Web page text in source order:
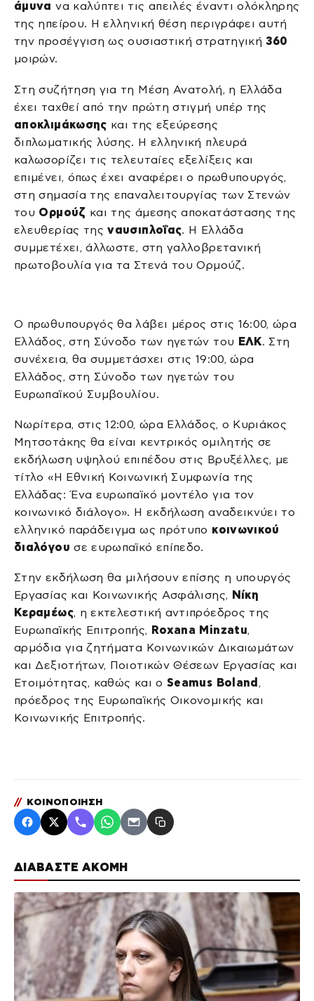
ΔΙΑΒΑΣΤΕ ΑΚΟΜΗ
άμυνα να καλύπτει τις απειλές έναντι ολόκληρης
της ηπείρου. Η ελληνική θέση περιγράφει αυτή
την προσέγγιση ως ουσιαστική στρατηγική360
μοιρών.
Στη συζήτηση για τη Μέση Ανατολή, η Ελλάδα
έχει ταχθεί από την πρώτη στιγμή υπέρ της
αποκλιμάκωσης και της εξεύρεσης
διπλωματικής λύσης. Η ελληνική πλευρά
καλωσορίζει τις τελευταίες εξελίξεις και
επιμένει, όπως έχει αναφέρει ο πρωθυπουργός,
στη σημασία της επαναλειτουργίας των Στενών
του Ορμούζ και της άμεσης αποκατάστασης της
ελευθερίας τηςναυσιπλοΐας. Η Ελλάδα
συμμετέχει, άλλωστε, στη γαλλοβρετανική
πρωτοβουλία για τα Στενά του Ορμούζ.
Ο πρωθυπουργός θα λάβει μέρος στις 16:00, ώρα
Ελλάδος, στη Σύνοδο των ηγετών του ΕΛΚ. Στη
συνέχεια, θα συμμετάσχει στις 19:00, ώρα
Ελλάδος, στη Σύνοδο των ηγετών του
Ευρωπαϊκού Συμβουλίου.
Νωρίτερα, στις 12:00, ώρα Ελλάδος, ο Κυριάκος
Μητσοτάκης θα είναι κεντρικός ομιλητής σε
εκδήλωση υψηλού επιπέδου στις Βρυξέλλες, με
τίτλο «Η Εθνική Κοινωνική Συμφωνία της
Ελλάδας: Ένα ευρωπαϊκό μοντέλο για τον
κοινωνικό διάλογο». Η εκδήλωση αναδεικνύει το
ελληνικό παράδειγμα ως πρότυπο κοινωνικού
διαλόγου σε ευρωπαϊκό επίπεδο.
Στην εκδήλωση θα μιλήσουν επίσης η υπουργός
Εργασίας και Κοινωνικής Ασφάλισης, Νίκη
Κεραμέως, η εκτελεστική αντιπρόεδρος της
Ευρωπαϊκής Επιτροπής, Roxana Minzatu,
αρμόδια για ζητήματα Κοινωνικών Δικαιωμάτων
και Δεξιοτήτων, Ποιοτικών Θέσεων Εργασίας και
Ετοιμότητας, καθώς και ο Seamus Boland ,
πρόεδρος της Ευρωπαϊκής Οικονομικής και
Κοινωνικής Επιτροπής.
// ΚΟΙΝΟΠΟΙΗΣΗ